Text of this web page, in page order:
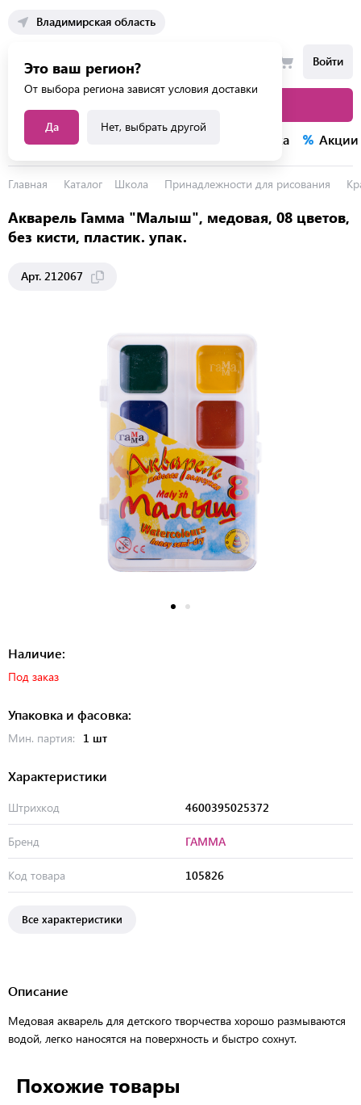
Владимирская область
Это ваш регион?
От выбора региона зависят условия доставки
Да Нет, выбрать другой
Войти
Каталог услуг Распродажа Акции
Главная Каталог Школа Принадлежности для рисования
Акварель Гамма "Малыш", медовая, 08 цветов,
без кисти, пластик. упак.
Арт. 212067
Наличие:
Под заказ
Упаковка и фасовка:
Мин. партия: 1 шт
Характеристики
Штрихкод 4600395025372
Бренд ГАММА
Код товара 105826
Все характеристики
Описание
Медовая акварель для детского творчества хорошо размываются
водой, легко наносятся на поверхность и быстро сохнут.
Похожие товары